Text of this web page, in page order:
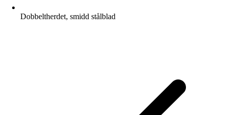
Dobbeltherdet, smidd stålblad